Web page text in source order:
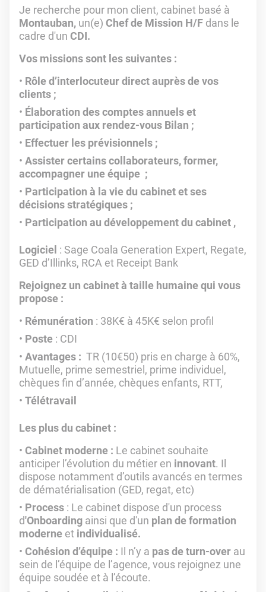
Je recherche pour mon client, cabinet basé à
Montauban, un(e) Chef de Mission H/F dans le
cadre d'un CDI.
Vos missions sont les suivantes :
Rôle d’interlocuteur direct auprès de vos
clients ;
Élaboration des comptes annuels et
participation aux rendez-vous Bilan ;
Effectuer les prévisionnels ;
Assister certains collaborateurs, former,
accompagner une équipe ;
Participation à la vie du cabinet et ses
décisions stratégiques ;
Participation au développement du cabinet ,
Logiciel : Sage Coala Generation Expert, Regate,
GED d’Illinks, RCA et Receipt Bank
Rejoignez un cabinet à taille humaine qui vous
propose :
Rémunération : 38K€ à 45K€ selon profil
Poste : CDI
Avantages : TR (10€50) pris en charge à 60%,
Mutuelle, prime semestriel, prime individuel,
chèques fin d’année, chèques enfants, RTT,
Télétravail
Les plus du cabinet :
Cabinet moderne : Le cabinet souhaite
anticiper l’évolution du métier en innovant. Il
dispose notamment d’outils avancés en termes
de dématérialisation (GED, regat, etc)
Process : Le cabinet dispose d'un process
d'Onboarding ainsi que d'un plan de formation
moderne et individualisé.
Cohésion d’équipe : Il n’y a pas de turn-over au
sein de l’équipe de l’agence, vous rejoignez une
équipe soudée et à l’écoute.